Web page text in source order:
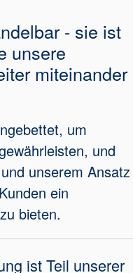
- sie ist
unsere
miteinander
um
und
unserem Ansatz
ein
bieten.
ist Teil unserer